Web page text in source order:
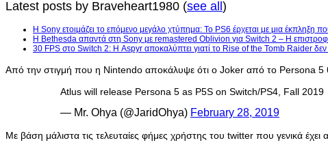
Latest posts by Braveheart1980 (see all)
Η Sony ετοιμάζει το επόμενο μεγάλο χτύπημα: Το PS6 έρχεται με μια έκπληξη
Η Bethesda απαντά στη Sony με remastered Oblivion για Switch 2 – Η
30 FPS στο Switch 2: Η Aspyr αποκαλύπτει γιατί το Rise of the Tomb Raider
Από την στιγμή που η Nintendo αποκάλυψε ότι ο Joker από το Persona 5
Atlus will release Persona 5 as P5S on Switch/PS4, Fall 2019
— Mr. Ohya (@JaridOhya) February 28, 2019
Με βάση μάλιστα τις τελευταίες φήμες χρήστης του twitter που γενικά